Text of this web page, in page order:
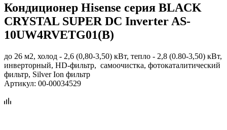
Кондиционер Hisense серия BLACK
CRYSTAL SUPER DC Inverter AS-
10UW4RVETG01(B)
до 26 м2, холод - 2,6 (0,80-3,50) кВт, тепло - 2,8 (0.80-3,50) кВт,
инверторный, HD-фильтр, самоочистка, фотокаталитический
фильтр, Silver Ion фильтр
Артикул: 00-00034529